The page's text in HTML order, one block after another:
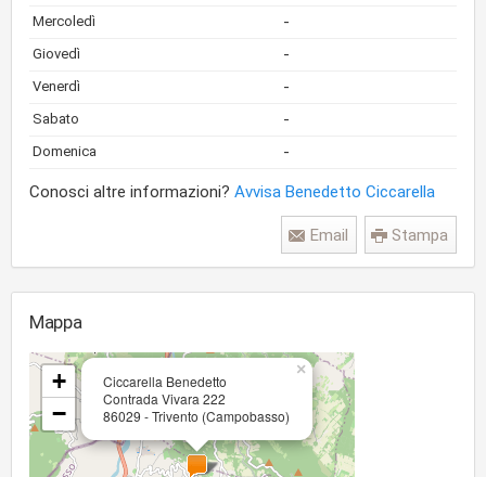
Mercoledì -
Giovedì -
Venerdì -
Sabato -
Domenica -
Conosci altre informazioni? Avvisa Benedetto Ciccarella
Stampa
Email
Mappa
Ciccarella Benedetto
Contrada Vivara 222
86029 - Trivento (Campobasso)
×
+
−